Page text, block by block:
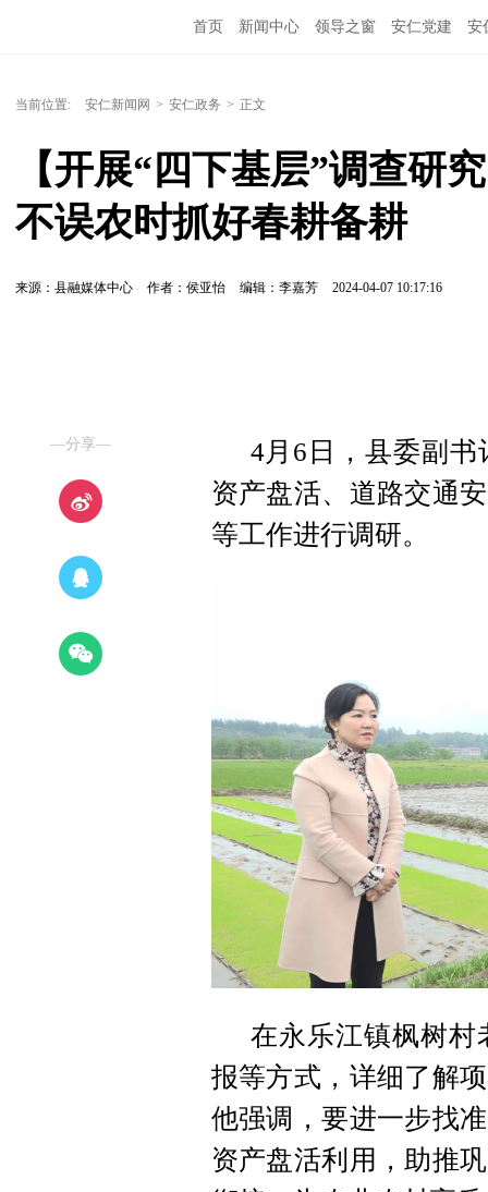
首页 新闻中心 领导之窗 安仁党建 安
当前位置: 安仁新闻网 > 安仁政务 > 正文
【开展“四下基层”调查研
不误农时抓好春耕备耕
来源：县融媒体中心 作者：侯亚怡 编辑：李嘉芳 2024-04-07 10:17:16
—分享—
4月6日，县委副
资产盘活、道路交通
等工作进行调研。
在永乐江镇枫树村
报等方式，详细了解
他强调，要进一步找
资产盘活利用，助推